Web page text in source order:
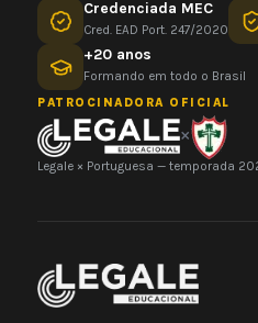
Credenciada MEC
Cred. EAD Port. 247/2020
+20 anos
Formando em todo o Brasil
PATROCINADORA OFICIAL
×
Legale × Portuguesa — temporada